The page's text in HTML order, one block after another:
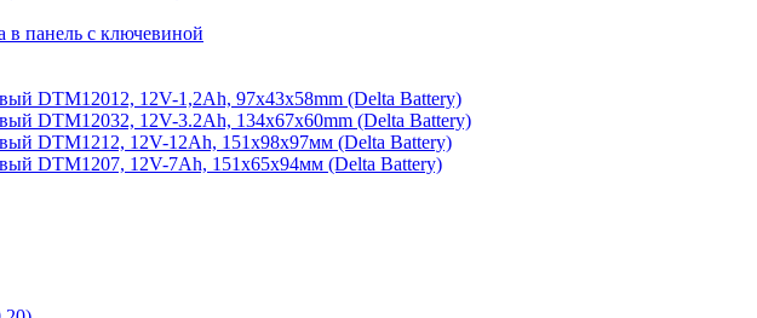
в панель с ключевиной
DTM12012, 12V-1,2Ah, 97х43х58mm (Delta Battery)
DTM12032, 12V-3.2Ah, 134x67x60mm (Delta Battery)
DTM1212, 12V-12Ah, 151х98х97мм (Delta Battery)
DTM1207, 12V-7Ah, 151х65х94мм (Delta Battery)